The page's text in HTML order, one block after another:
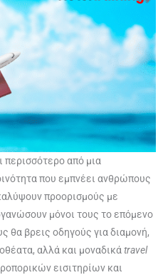
περισσότερο από μια
που εμπνέει ανθρώπους
προορισμούς με
μόνοι τους το επόμενο
θα βρεις οδηγούς για διαμονή,
αλλά και μοναδικά travel
εισιτηρίων και